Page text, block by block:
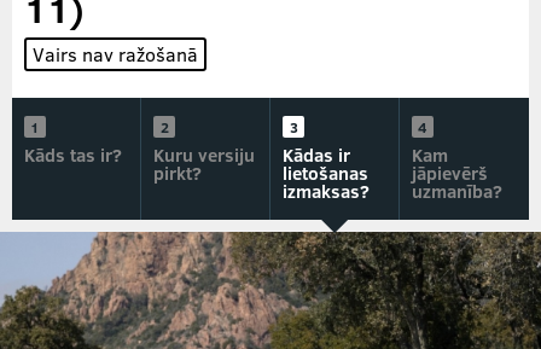
Vairs nav ražošanā
Kāds tas ir? Kuru versiju
pirkt?
Kādas ir
lietošanas
izmaksas?
Kam
jāpievērš
uzmanība?